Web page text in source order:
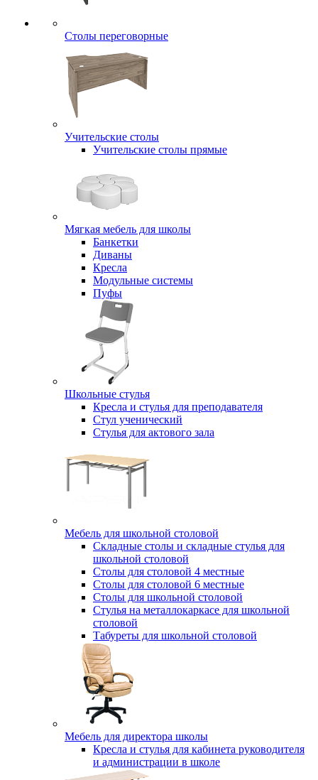
Столы переговорные
Учительские столы
Учительские столы прямые
Мягкая мебель для школы
Банкетки
Диваны
Кресла
Модульные системы
Пуфы
Школьные стулья
Кресла и стулья для преподавателя
Стул ученический
Стулья для актового зала
Мебель для школьной столовой
Складные столы и складные стулья для
школьной столовой
Столы для столовой 4 местные
Столы для столовой 6 местные
Столы для школьной столовой
Стулья на металлокаркасе для школьной
столовой
Табуреты для школьной столовой
Мебель для директора школы
Кресла и стулья для кабинета руководителя
и администрации в школе